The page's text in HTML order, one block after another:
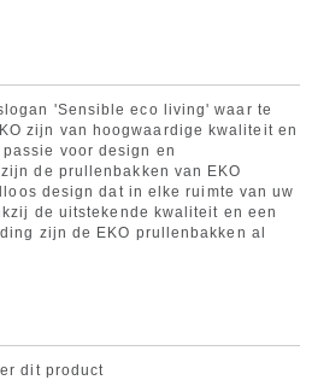
'Sensible eco living' waar te
zijn van hoogwaardige kwaliteit en
voor design en
de prullenbakken van EKO
design dat in elke ruimte van uw
de uitstekende kwaliteit en een
zijn de EKO prullenbakken al
dit product